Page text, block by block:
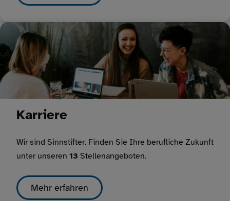
Karriere
Wir sind Sinnstifter. Finden Sie Ihre berufliche Zukunft
unter unseren 13 Stellenangeboten.
Mehr erfahren